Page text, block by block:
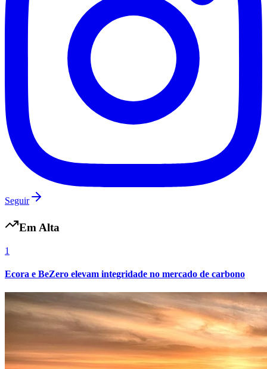
Botafogo
Seguir
Em Alta
1
Ecora e BeZero elevam integridade no mercado de carbono